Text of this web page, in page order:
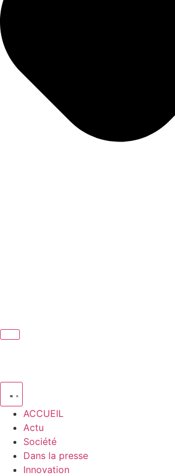
ACCUEIL
Actu
Société
Dans la presse
Innovation